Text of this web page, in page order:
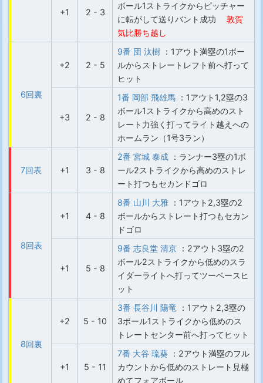
+1 2 - 3
ボール1ストライクからピッチャー
に転がして送りバント成功
敦賀
気比勝ち越し
6回裏
+2 2 - 5
9番 団 汰樹 ：1アウト満塁の1ボー
ルからストレートレフト前へ打って
ヒット
+3 2 - 8
1番 岡部 飛雄馬 ：1アウト1,2塁の3
ボール1ストライクから高めのスト
レート力強く打ってライト越えへの
ホームラン（1号3ラン）
7回表 +1 3 - 8
2番 宮城 泰成 ：ランナー3塁の1ボ
ール2ストライクから高めのストレ
ート打つもセカンドゴロ
8回表
+1 4 - 8
8番 山川 大雅 ：1アウト2,3塁の2
ボールからストレート打つもセカン
ドゴロ
+1 5 - 8
9番 志良堂 清京 ：2アウト3塁の2
ボール2ストライクから低めのスラ
イダーライトへ打ってツーベースヒ
ット
8回裏
+2 5 - 10
3番 長谷川 陽竜 ：1アウト2,3塁の
3ボール1ストライクから低めのス
トレートセンター前へ打ってヒット
+1 5 - 11
7番 大谷 琉葵 ：2アウト満塁のフル
カウントから低めのストレート見極
めてフォアボール